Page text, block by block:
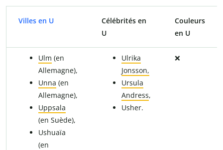
Villes en U
Célébrités en
U
Couleurs
en U
Ulm (en
Allemagne),
Unna (en
Allemagne),
Uppsala
(en Suède),
Ushuaïa
(en
Ulrika
Jonsson,
Ursula
Andress,
Usher.
❌